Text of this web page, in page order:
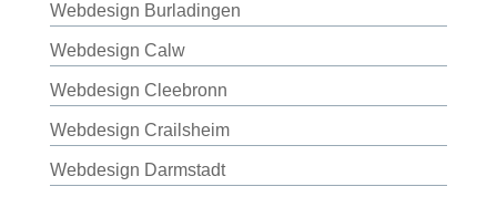
Webdesign Burladingen
Webdesign Calw
Webdesign Cleebronn
Webdesign Crailsheim
Webdesign Darmstadt